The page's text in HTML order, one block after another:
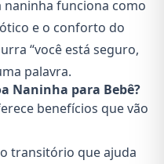
funciona como
e o conforto do
“você está seguro,
palavra.
Naninha para Bebê?
benefícios que vão
transitório que ajuda